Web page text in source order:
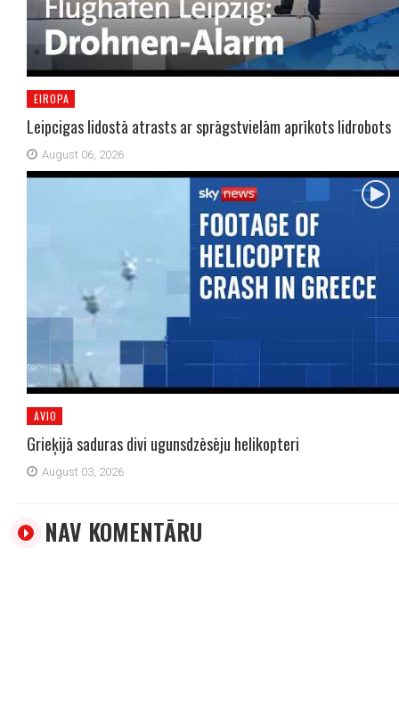
EIROPA
Leipcigas lidostā atrasts ar sprāgstvielām aprīkots lidrobots
August 06, 2026
AVIO
Grieķijā saduras divi ugunsdzēsēju helikopteri
August 03, 2026
NAV KOMENTĀRU